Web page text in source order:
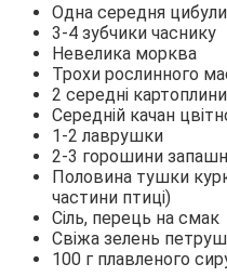
Одна середня
3-4 зубчики часнику
Невелика морква
Трохи рослинного
2 середні картоплини
Середній качан
1-2 лаврушки
2-3 горошини
Половина тушки
частини птиці)
Сіль, перець на смак
Свіжа зелень
100 г плавленого